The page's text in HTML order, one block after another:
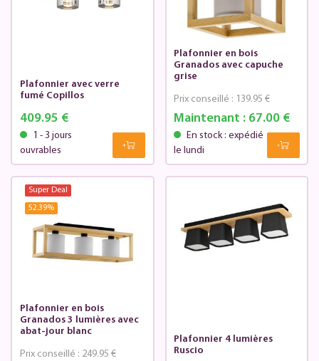
Plafonnier avec verre
fumé Copillos
409.95 €
1 - 3 jours
ouvrables
Plafonnier en bois
Granados avec capuche
grise
Maintenant : 67.00 €
Prix conseillé : 139.95 €
En stock : expédié
le lundi
Super Deal
52.39%
Plafonnier en bois
Granados 3 lumières avec
abat-jour blanc
Prix conseillé : 249.95 €
Plafonnier 4 lumières
Ruscio